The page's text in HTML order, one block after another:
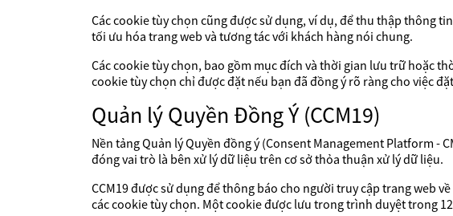
Các cookie tùy chọn cũng được sử dụng, ví dụ, để thu thập thông
tối ưu hóa trang web và tương tác với khách hàng nói chung.
Các cookie tùy chọn, bao gồm mục đích và thời gian lưu trữ hoặc
cookie tùy chọn chỉ được đặt nếu bạn đã đồng ý rõ ràng cho việc
Quản lý Quyền Đồng Ý (CCM19)
Nền tảng Quản lý Quyền đồng ý (Consent Management Platform -
đóng vai trò là bên xử lý dữ liệu trên cơ sở thỏa thuận xử lý dữ liệu.
CCM19 được sử dụng để thông báo cho người truy cập trang web
các cookie tùy chọn. Một cookie được lưu trong trình duyệt trong